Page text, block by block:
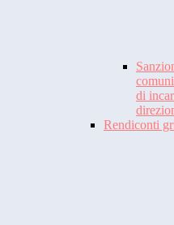
di
Rendiconti